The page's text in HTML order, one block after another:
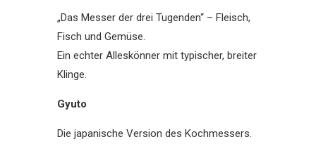
„Das Messer der drei Tugenden“ – Fleisch,
Fisch und Gemüse.
Ein echter Alleskönner mit typischer, breiter
Klinge.
Gyuto
Die japanische Version des Kochmessers.